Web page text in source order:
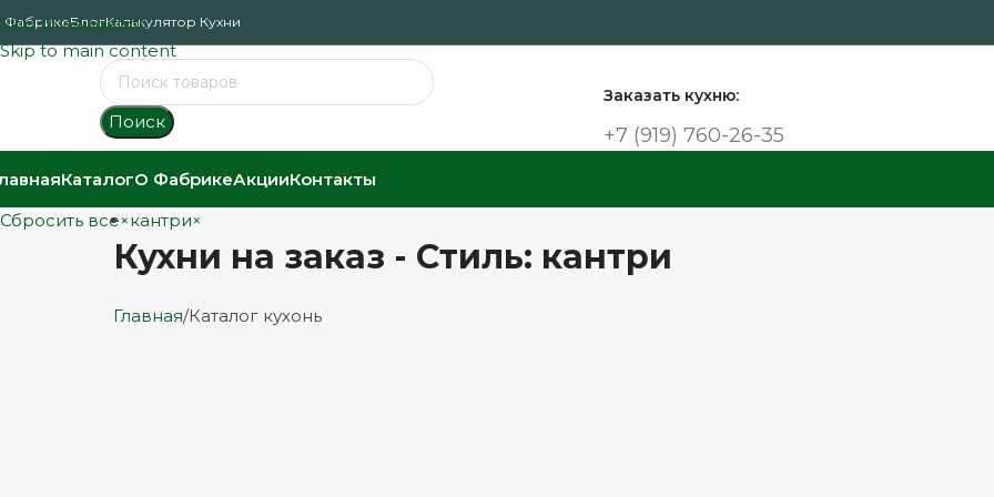
Skip to navigation
Skip to main content
ФабрикеБлогКалькулятор Кухни
Поиск
Заказать кухню:
+7 (919) 760-26-35
КаталогО ФабрикеАкцииКонтакты
Сбросить все×кантри×
Кухни на заказ - Стиль: кантри
Главная Каталог кухонь